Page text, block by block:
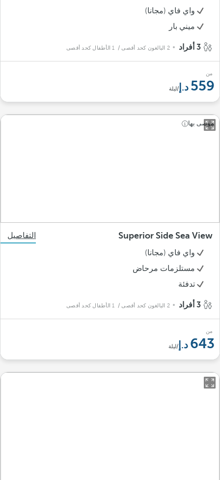
واي فاي (مجانا)
ميني بار
2 البالغون كحد أقصى / 1 الأطفال كحد أقصى
من
559 /ليلة
موصى بها
Superior Side Sea View
التفاصيل
واي فاي (مجانا)
مستلزمات مرحاض
تدفئة
2 البالغون كحد أقصى / 1 الأطفال كحد أقصى
من
643 /ليلة